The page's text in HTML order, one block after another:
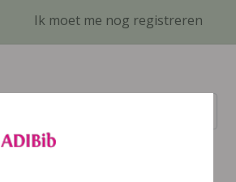
Ik moet me nog registreren